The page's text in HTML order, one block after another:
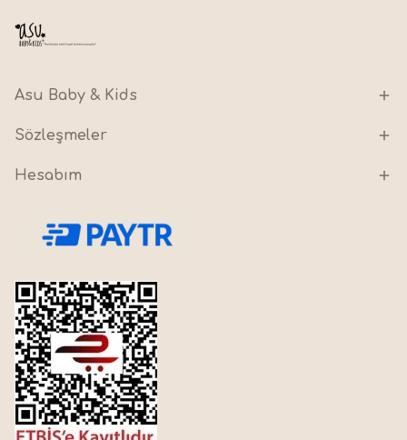
Asu Baby & Kids
Sözleşmeler
Hesabım